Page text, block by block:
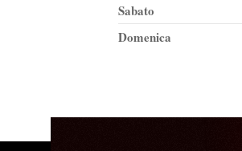
Sabato
Domenica